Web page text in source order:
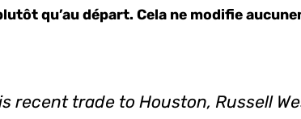
qu’au départ. Cela ne modifie
recent trade to Houston, Russell